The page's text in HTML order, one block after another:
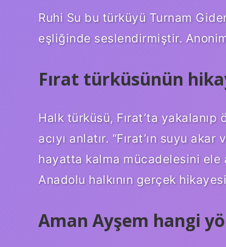
Ruhi Su bu türküyü Turnam
eşliğinde seslendirmiştir.
Fırat türküsünün
Halk türküsü, Fırat’ta
acıyı anlatır. “Fırat’ın suyu
hayatta kalma mücadelesini ele
Anadolu halkının gerçek
Aman Ayşem hangi